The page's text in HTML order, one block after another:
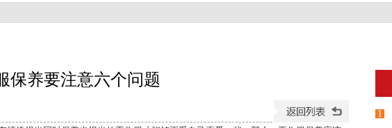
保养要注意六个问题
1